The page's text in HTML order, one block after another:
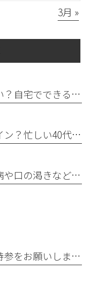
3月 »
頭が重い・めまいは血圧のせい？自宅でできる確認法と受診目安
疲れと喉の渇きは糖尿病のサイン？忙しい40代の受診目安
糖尿病は自覚症状なし？歯周病や口の渇きなど初期サイン5つと数値
マイナ保険証か資格確認書の持参をお願いします